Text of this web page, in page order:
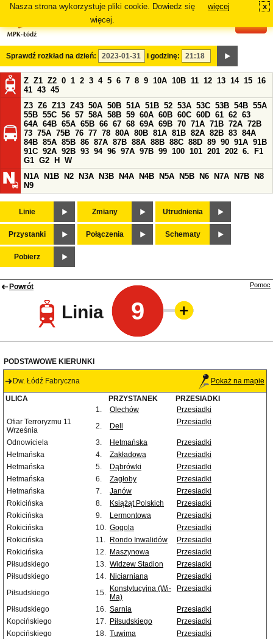
Nasza strona wykorzystuje pliki cookie. Dowiedz się
więcej.
więcej x
Sprawdź rozkład na dzień: i godzinę:
Z Z1 Z2 0 1 2 3 4 5 6 7 8 9 10A 10B 11 12 13 14 15 16
41 43 45
Z3 Z6 Z13 Z43 50A 50B 51A 51B 52 53A 53C 53B 54B 55A
55B 55C 56 57 58A 58B 59 60A 60B 60C 60D 61 62 63
64A 64B 65A 65B 66 67 68 69A 69B 70 71A 71B 72A 72B
73 75A 75B 76 77 78 80A 80B 81A 81B 82A 82B 83 84A
84B 85A 85B 86 87A 87B 88A 88B 88C 88D 89 90 91A 91B
91C 92A 92B 93 94 96 97A 97B 99 100 101 201 202 6.
F1
G1 G2 H
W
N1A
N1B N2 N3A N3B N4A N4B N5A N5B N6 N7A N7B
N8
N9
Linie Zmiany Utrudnienia
Przystanki Połączenia Schematy
Pobierz
Powrót
Linia 9
Pomoc
PODSTAWOWE KIERUNKI
Dw. Łódź Fabryczna Pokaż na mapie
ULICA PRZYSTANEK
PRZESIADKI
1.
Olechów
Przesiadki
Ofiar Terroryzmu 11
Września
2. Dell Przesiadki
Odnowiciela 3. Hetmańska
Przesiadki
Hetmańska
4. Zakładowa
Przesiadki
Hetmańska
5. Dąbrówki
Przesiadki
Hetmańska
6. Zagłoby
Przesiadki
Hetmańska
7. Janów
Przesiadki
Rokicińska
8. Książąt Polskich
Przesiadki
Rokicińska
9. Lermontowa
Przesiadki
Rokicińska
10. Gogola
Przesiadki
Rokicińska
11. Rondo Inwalidów
Przesiadki
Rokicińska
12. Maszynowa
Przesiadki
Piłsudskiego
13. Widzew Stadion
Przesiadki
Piłsudskiego
14. Niciarniana
Przesiadki
Piłsudskiego
15. Konstytucyjna (Wi-
Ma)
Przesiadki
Piłsudskiego 16. Sarnia
Przesiadki
Kopcińskiego
17. Piłsudskiego
Przesiadki
Kopcińskiego
18. Tuwima
Przesiadki